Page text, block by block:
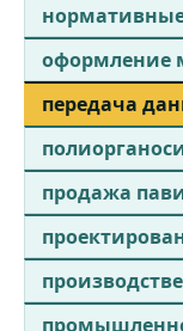
оформление
передача
продажа